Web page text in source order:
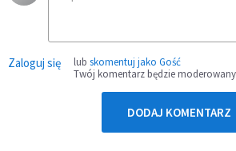
Zaloguj się lub skomentuj jako Gość
Twój komentarz będzie moderowany
DODAJ KOMENTARZ